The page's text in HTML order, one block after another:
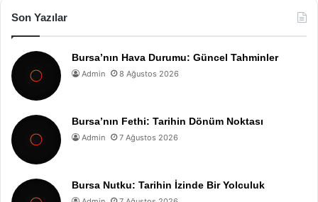
Son Yazılar
Bursa’nın Hava Durumu: Güncel Tahminler
Admin 8 Ağustos 2026
Bursa’nın Fethi: Tarihin Dönüm Noktası
Admin 7 Ağustos 2026
Bursa Nutku: Tarihin İzinde Bir Yolculuk